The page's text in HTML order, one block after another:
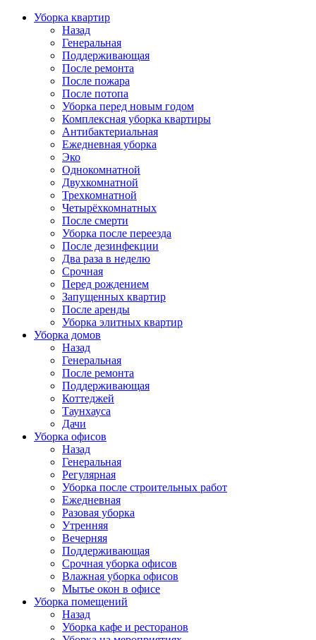
Уборка квартир
Назад
Генеральная
Поддерживающая
После ремонта
После пожара
После потопа
Уборка перед новым годом
Комплексная уборка квартиры
Антибактериальная
Ежедневная уборка
Эко
Однокомнатной
Двухкомнатной
Трехкомнатной
Четырёхкомнатных
После смерти
Уборка после переезда
После дезинфекции
Два раза в неделю
Срочная
Перед рождением
Запущенных квартир
После аренды
Уборка элитных квартир
Уборка домов
Назад
Генеральная
После ремонта
Поддерживающая
Коттеджей
Таунхауса
Дачи
Уборка офисов
Назад
Генеральная
Регулярная
Уборка после строительных работ
Ежедневная
Разовая уборка
Утренняя
Вечерняя
Поддерживающая
Срочная уборка офисов
Влажная уборка офисов
Мытье окон в офисе
Уборка помещений
Назад
Уборка кафе и ресторанов